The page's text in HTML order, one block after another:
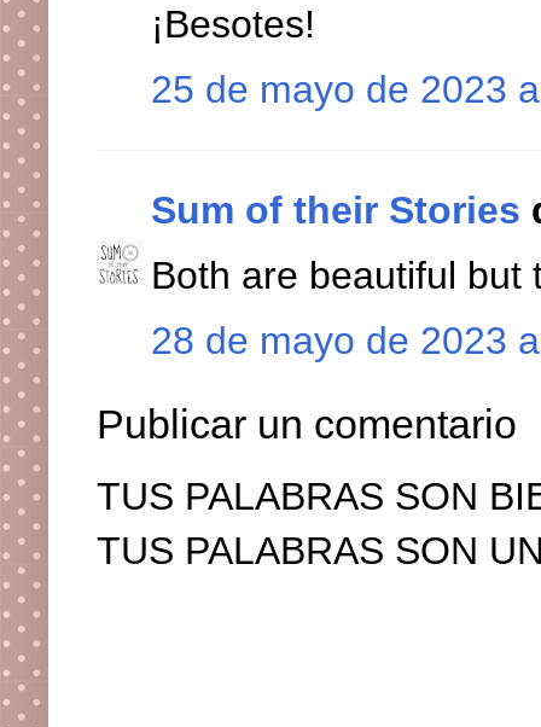
¡Besotes!
25 de mayo de 2023
Sum of their Stories
Both are beautiful but
28 de mayo de 2023
Publicar un comentario
TUS PALABRAS SON
TUS PALABRAS SON